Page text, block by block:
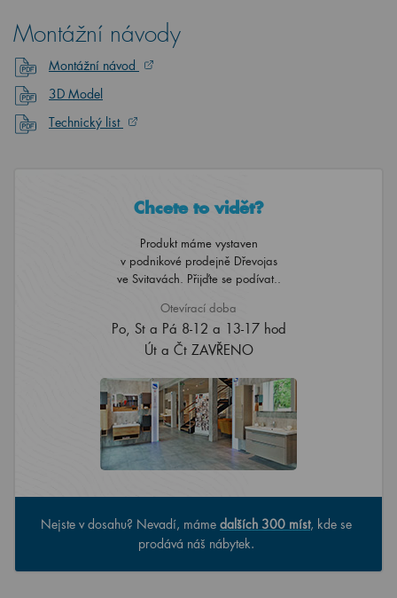
Montážní návody
Montážní návod
3D Model
Technický list
Chcete to vidět?
Produkt máme vystaven
v podnikové prodejně Dřevojas
ve Svitavách. Přijďte se podívat..
Otevírací doba
Po, St a Pá 8-12 a 13-17 hod
Út a Čt ZAVŘENO
Nejste v dosahu? Nevadí, máme dalších 300 míst, kde se
prodává náš nábytek.